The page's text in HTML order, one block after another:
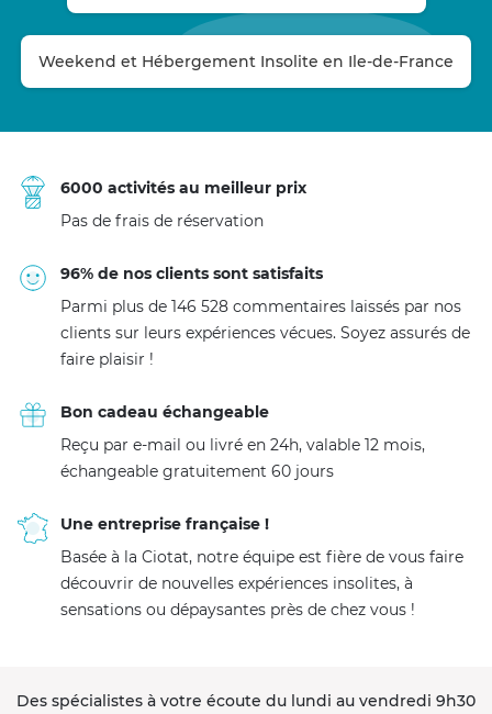
Weekend et Hébergement Insolite en Ile-de-France
6000 activités au meilleur prix
Pas de frais de réservation
96% de nos clients sont satisfaits
Parmi plus de 146 528 commentaires laissés par nos
clients sur leurs expériences vécues. Soyez assurés de
faire plaisir !
Bon cadeau échangeable
Reçu par e-mail ou livré en 24h, valable 12 mois,
échangeable gratuitement 60 jours
Une entreprise française !
Basée à la Ciotat, notre équipe est fière de vous faire
découvrir de nouvelles expériences insolites, à
sensations ou dépaysantes près de chez vous !
Des spécialistes à votre écoute du lundi au vendredi 9h30